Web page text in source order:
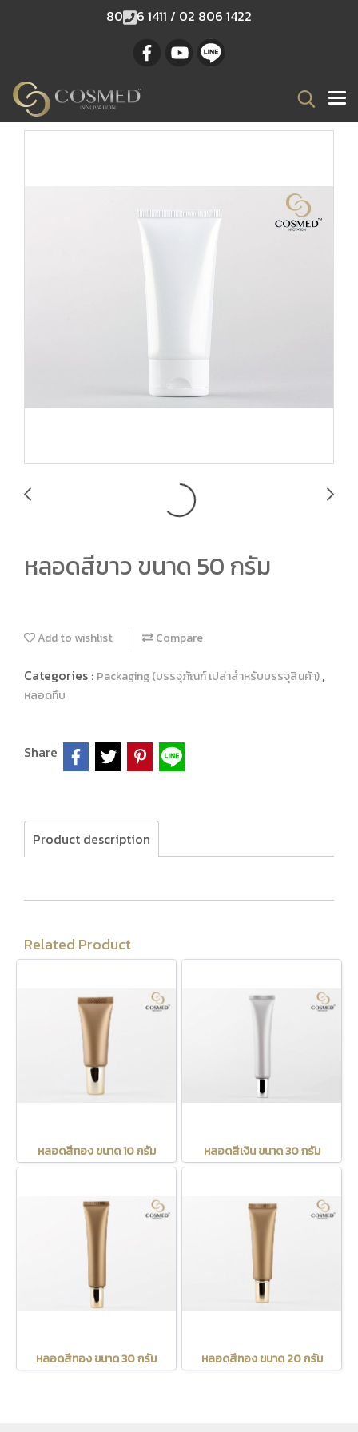
80 6 1411 / 02 806 1422
หลอดสีขาว ขนาด 50 กรัม
Add to wishlist Compare
Categories : Packaging (บรรจุภัณฑ์ เปล่าสำหรับบรรจุสินค้า),
หลอดทึบ
Share
Product description
Related Product
หลอดสีทอง ขนาด 10 กรัม หลอดสีเงิน ขนาด 30 กรัม
หลอดสีทอง ขนาด 30 กรัม หลอดสีทอง ขนาด 20 กรัม